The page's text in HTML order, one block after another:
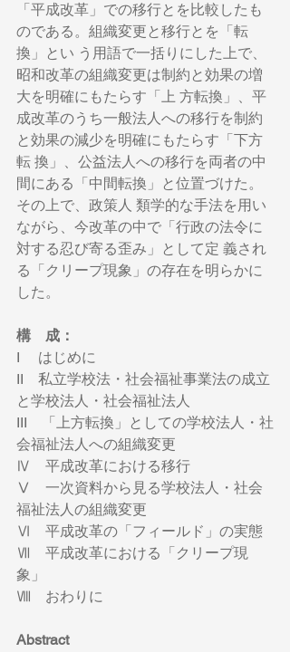
「平成改革」での移行とを比較したも
のである。組織変更と移行とを「転
換」とい う用語で一括りにした上で、
昭和改革の組織変更は制約と効果の増
大を明確にもたらす「上 方転換」、平
成改革のうち一般法人への移行を制約
と効果の減少を明確にもたらす「下方
転 換」、公益法人への移行を両者の中
間にある「中間転換」と位置づけた。
その上で、政策人 類学的な手法を用い
ながら、今改革の中で「行政の法令に
対する忍び寄る歪み」として定 義され
る「クリープ現象」の存在を明らかに
した。
構　成：
I 　はじめに
II　私立学校法・社会福祉事業法の成立
と学校法人・社会福祉法人
III　「上方転換」としての学校法人・社
会福祉法人への組織変更
Ⅳ　平成改革における移行
Ⅴ　一次資料から見る学校法人・社会
福祉法人の組織変更
Ⅵ　平成改革の「フィールド」の実態
Ⅶ　平成改革における「クリープ現
象」
Ⅷ　おわりに
Abstract